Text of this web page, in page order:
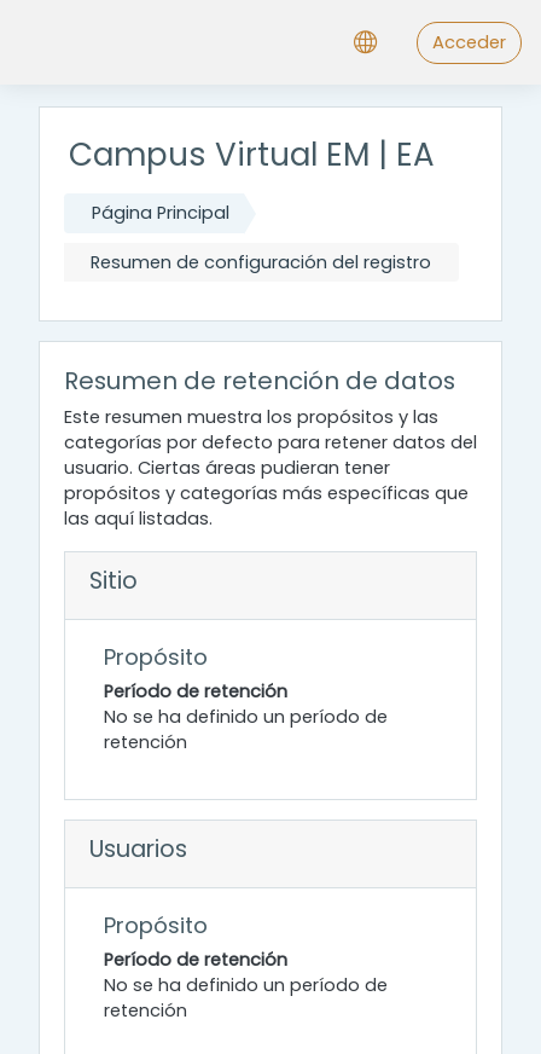
Acceder
Campus Virtual EM | EA
Página Principal
Resumen de configuración del registro
Resumen de retención de datos
Este resumen muestra los propósitos y las
categorías por defecto para retener datos del
usuario. Ciertas áreas pudieran tener
propósitos y categorías más específicas que
las aquí listadas.
Sitio
Propósito
Período de retención
No se ha definido un período de
retención
Usuarios
Propósito
Período de retención
No se ha definido un período de
retención